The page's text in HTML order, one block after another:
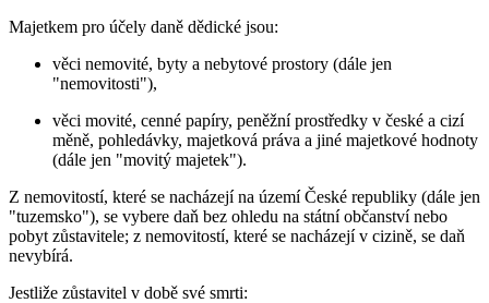
Majetkem pro účely daně dědické jsou:
věci nemovité, byty a nebytové prostory (dále jen
"nemovitosti"),
věci movité, cenné papíry, peněžní prostředky v české a cizí
měně, pohledávky, majetková práva a jiné majetkové hodnoty
(dále jen "movitý majetek").
Z nemovitostí, které se nacházejí na území České republiky (dále jen
"tuzemsko"), se vybere daň bez ohledu na státní občanství nebo
pobyt zůstavitele; z nemovitostí, které se nacházejí v cizině, se daň
nevybírá.
Jestliže zůstavitel v době své smrti: